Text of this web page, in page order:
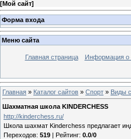
[Мой сайт]
Форма входа
Меню сайта
Главная страница Информация о
Главная » Каталог сайтов » Спорт » Виды
Шахматная школа KINDERCHESS
http://kinderchess.ru/
Школа шахмат Kinderchess предлагает
Переходов: 519 | Рейтинг: 0.0/0